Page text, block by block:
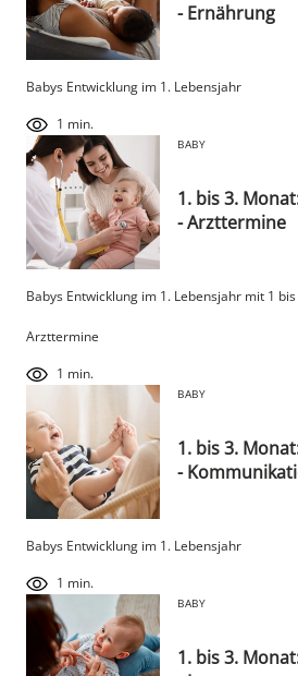
- Ernährung
Babys Entwicklung im 1. Lebensjahr
1 min.
BABY
1. bis 3.
- Arzttermine
Babys Entwicklung im 1. Lebensjahr mit 1
Arzttermine
1 min.
BABY
1. bis 3.
-
Babys Entwicklung im 1. Lebensjahr
1 min.
BABY
1. bis 3.